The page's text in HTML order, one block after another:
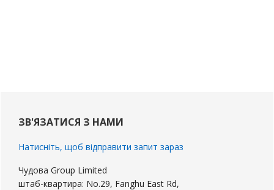
бічна
панель
ЗВ'ЯЗАТИСЯ З НАМИ
Натисніть, щоб відправити запит зараз
Чудова Group Limited
штаб-квартира: No.29, Fanghu East Rd,